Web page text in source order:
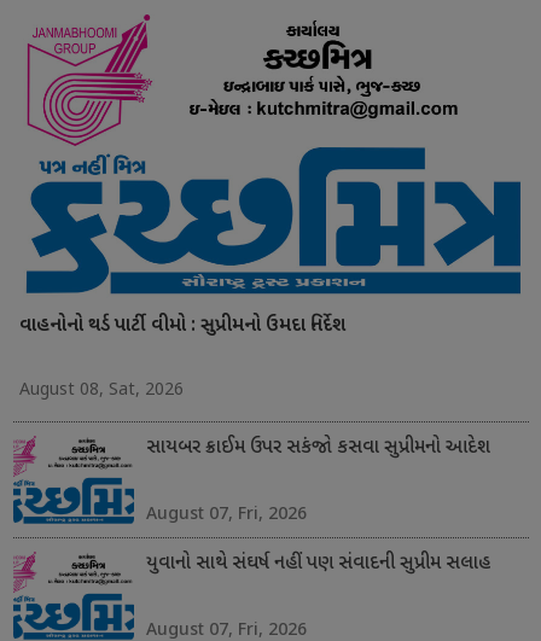
વાહનોનો થર્ડ પાર્ટી વીમો : સુપ્રીમનો ઉમદા નિર્દેશ
August 08, Sat, 2026
સાયબર ક્રાઈમ ઉપર સકંજો કસવા સુપ્રીમનો આદેશ
August 07, Fri, 2026
યુવાનો સાથે સંઘર્ષ નહીં પણ સંવાદની સુપ્રીમ સલાહ
August 07, Fri, 2026